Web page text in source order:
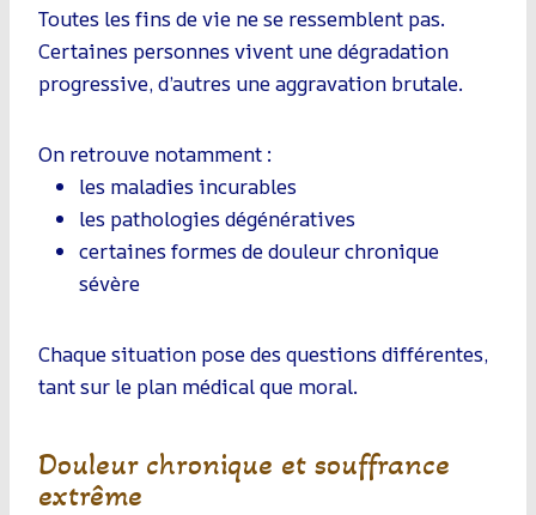
Toutes les fins de vie ne se ressemblent pas.
Certaines personnes vivent une dégradation
progressive, d’autres une aggravation brutale.
On retrouve notamment :
les maladies incurables
les pathologies dégénératives
certaines formes de douleur chronique
sévère
Chaque situation pose des questions différentes,
tant sur le plan médical que moral.
Douleur chronique et souffrance
extrême